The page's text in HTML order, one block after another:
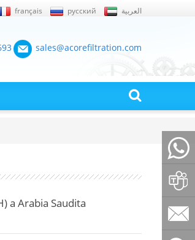
français русский العربية
sales@acorefiltration.com
a Arabia Saudita
Rufus